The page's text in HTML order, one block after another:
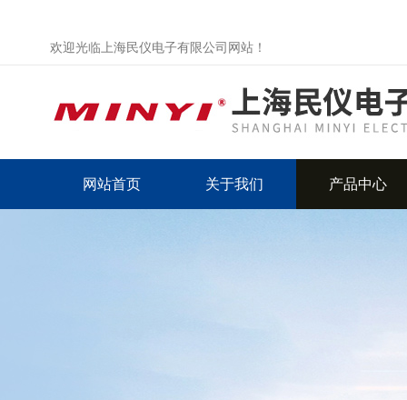
欢迎光临上海民仪电子有限公司网站！
网站首页 关于我们 产品中心